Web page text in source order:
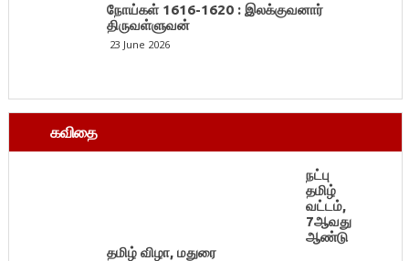
நோய்கள் 1616-1620 : இலக்குவனார்
திருவள்ளுவன்
23 June 2026
கவிதை
நட்பு
தமிழ்
வட்டம்,
7ஆவது
ஆண்டு
தமிழ் விழா, மதுரை